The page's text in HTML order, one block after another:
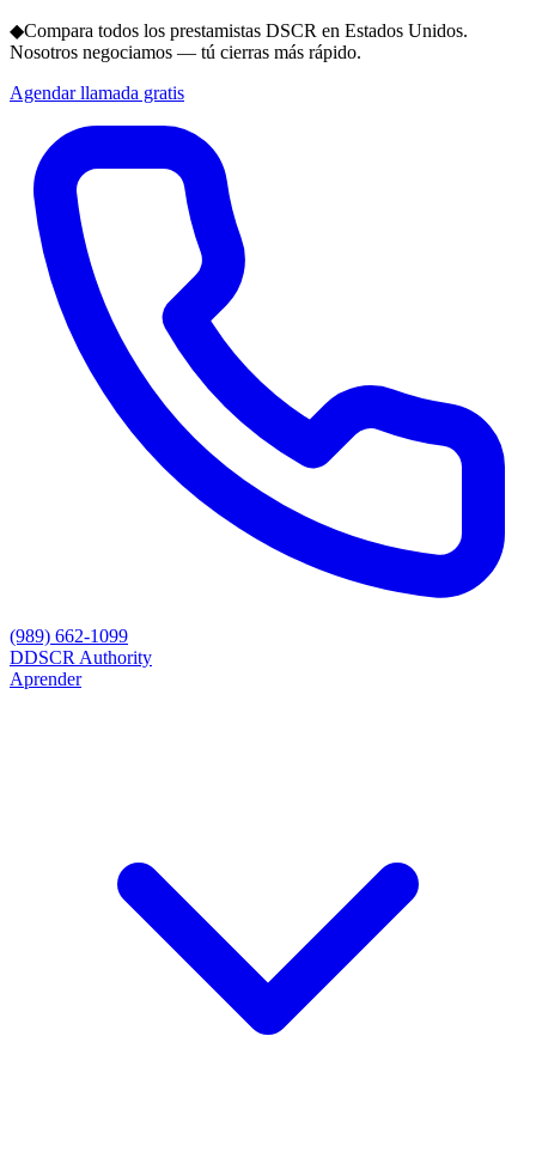
◆Compara todos los prestamistas DSCR en Estados Unidos.
Nosotros negociamos — tú cierras más rápido.
Agendar llamada gratis
(989) 662-1099
DDSCR Authority
Aprender